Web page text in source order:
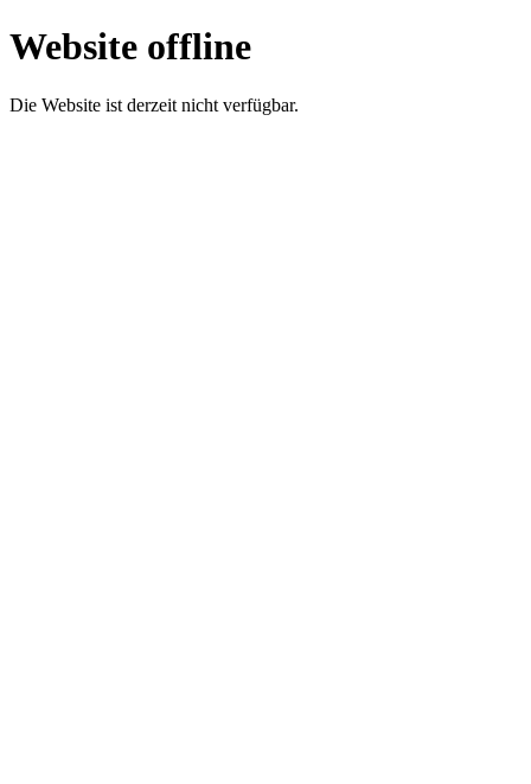
Website offline
Die Website ist derzeit nicht verfügbar.